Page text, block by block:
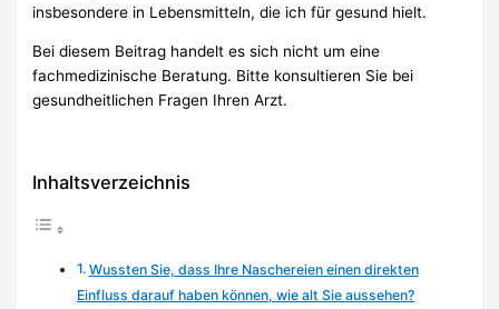
insbesondere in Lebensmitteln, die ich für gesund hielt.
Bei diesem Beitrag handelt es sich nicht um eine
fachmedizinische Beratung. Bitte konsultieren Sie bei
gesundheitlichen Fragen Ihren Arzt.
Inhaltsverzeichnis
Wussten Sie, dass Ihre Naschereien einen direkten
Einfluss darauf haben können, wie alt Sie aussehen?